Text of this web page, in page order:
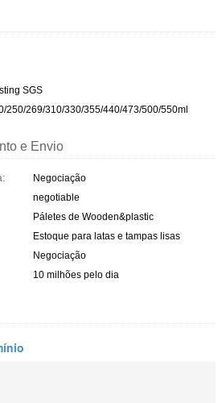
SGS
250/269/310/330/355/440/473/500/550ml
e Envio
Negociação
negotiable
Páletes de Wooden&plastic
Estoque para latas e tampas lisas
Negociação
10 milhões pelo dia